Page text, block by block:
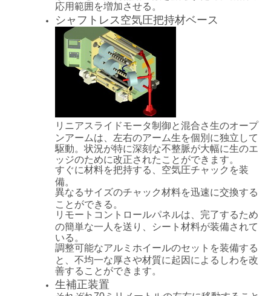
応用範囲を増加させる。
シャフトレス空気圧把持材ベース
リニアスライドモータ制御と混合さ生のオープ
ンアームは、左右のアーム生を個別に独立して
駆動。状況が特に深刻な不整脈が大幅に生のエ
ッジのために改正されたことができます。
すぐに材料を把持する、空気圧チャックを装
備。
異なるサイズのチャック材料を迅速に交換する
ことができる。
リモートコントロールパネルは、完了するため
の簡単な一人を送り、シート材料が装備されて
いる。
調整可能なアルミホイールのセットを装備する
と、不均一な厚さや材質に起因によるしわを改
善することができます。
生補正装置